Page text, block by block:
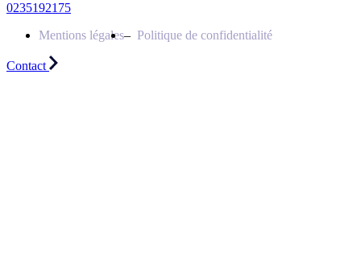
0235192175
Mentions légales
Politique de confidentialité
Contact